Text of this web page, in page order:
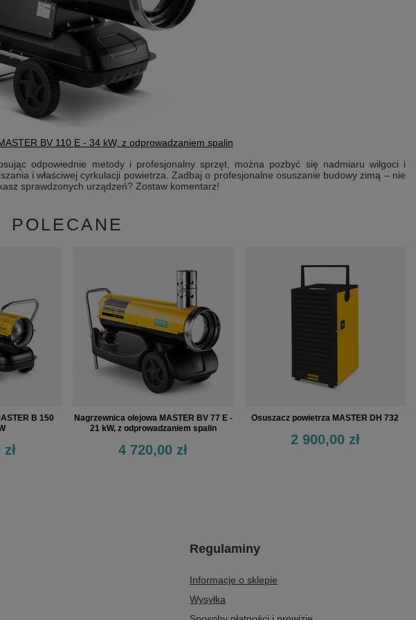
BV 110 E - 34 kW, z odprowadzaniem spalin
odpowiednie metody i profesjonalny sprzęt, można pozbyć się nadmiaru wilgoci i
i właściwej cyrkulacji powietrza. Zadbaj o profesjonalne osuszanie budowy zimą – nie
sprawdzonych urządzeń? Zostaw komentarz!
POLECANE
B 150
Nagrzewnica olejowa MASTER BV 77 E -
21 kW, z odprowadzaniem spalin
4 720,00 zł
Osuszacz powietrza MASTER DH 732
2 900,00 zł
Regulaminy
Informacje o sklepie
Wysyłka